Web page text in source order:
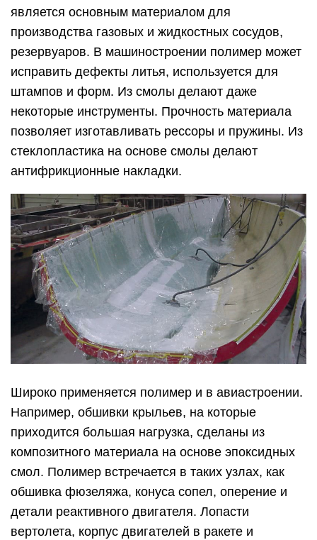
является основным материалом для
производства газовых и жидкостных сосудов,
резервуаров. В машиностроении полимер может
исправить дефекты литья, используется для
штампов и форм. Из смолы делают даже
некоторые инструменты. Прочность материала
позволяет изготавливать рессоры и пружины. Из
стеклопластика на основе смолы делают
антифрикционные накладки.
Широко применяется полимер и в авиастроении.
Например, обшивки крыльев, на которые
приходится большая нагрузка, сделаны из
композитного материала на основе эпоксидных
смол. Полимер встречается в таких узлах, как
обшивка фюзеляжа, конуса сопел, оперение и
детали реактивного двигателя. Лопасти
вертолета, корпус двигателей в ракете и